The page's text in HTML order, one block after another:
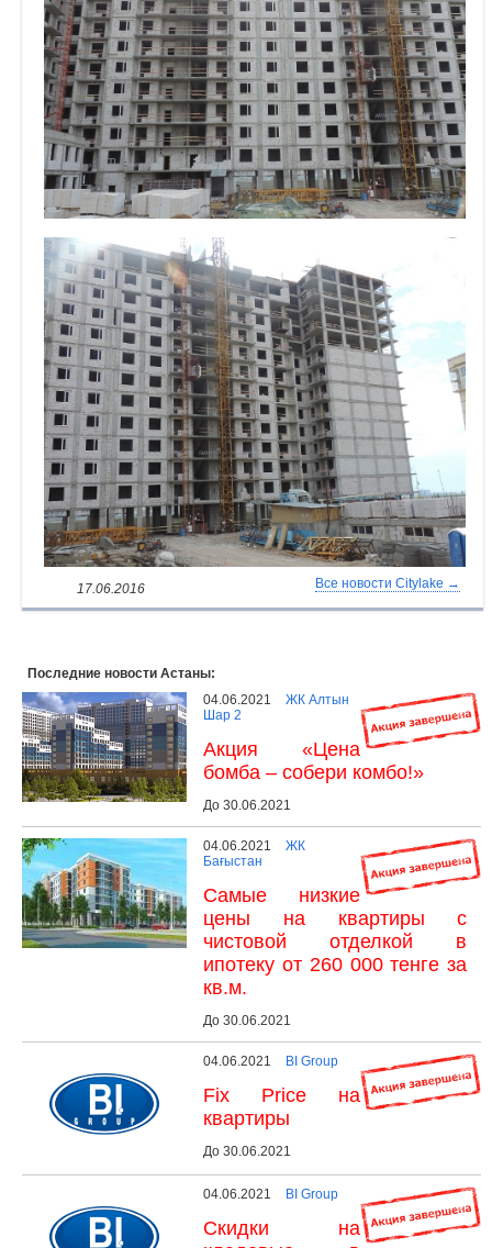
17.06.2016 Все новости Citylake →
Последние новости Астаны:
04.06.2021
ЖК Алтын
Шар 2
Акция «Цена
бомба – собери комбо!»
До 30.06.2021
04.06.2021
ЖК
Бағыстан
Самые низкие
цены на квартиры с
чистовой отделкой в
ипотеку от 260 000 тенге за
кв.м.
До 30.06.2021
04.06.2021 BI Group
Fix Price на
квартиры
До 30.06.2021
04.06.2021 BI Group
Скидки на